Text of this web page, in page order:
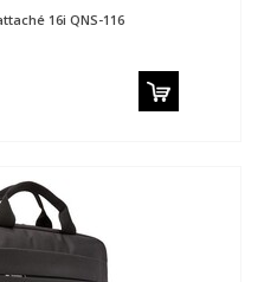
16i QNS-116